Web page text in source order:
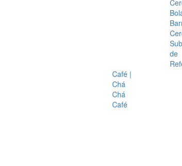
de
Café |
Chá
Chá
Café